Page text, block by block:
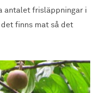
antalet frisläppningar i
finns mat så det